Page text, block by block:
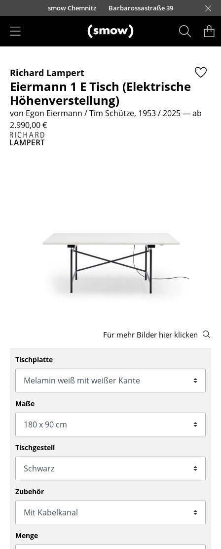
Direkt zum Inhalt
100
smow Chemnitz Barbarossastraße 39smow Düsseldorf
smow Essen
smow Frankfurt
smow Freiburg
smow Hamburg
smow Hannover
smow Kempten
smow Köln
smow Konstanz
smow Leipzig
smow Solothurn
smow Mainz
smow München
smow Nürnberg
smow Schwarzwald
smow Stuttgart
Sitzmöbel
Esszimmerstühle
Sofas
Sessel
Bänke & Liegen
Gartenstühle
Bürosessel
Einzelteile
Tische
Beistelltische
Couchtische
Schreibtische
Richard Lampert
Eiermann 1 E Tisch (Elektrische
Höhenverstellung)
von Egon Eiermann / Tim Schütze, 1953 / 2025— ab
2.990,00 €
Für mehr Bilder hier klicken
Tischplatte
Maße
Tischgestell
Zubehör
Menge